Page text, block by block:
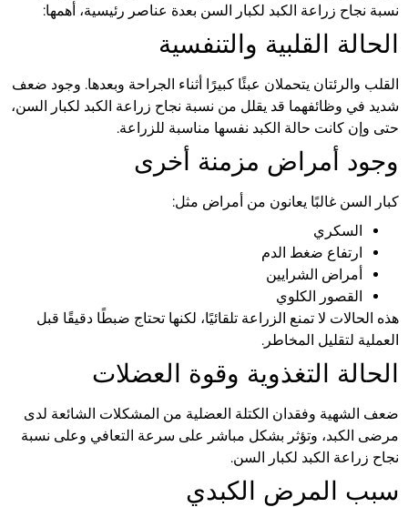
نسبة نجاح زراعة الكبد لكبار السن بعدة عناصر رئيسية، أهمها:
الحالة القلبية والتنفسية
القلب والرئتان يتحملان عبئًا كبيرًا أثناء الجراحة وبعدها. وجود ضعف
شديد في وظائفهما قد يقلل من نسبة نجاح زراعة الكبد لكبار السن،
حتى وإن كانت حالة الكبد نفسها مناسبة للزراعة.
وجود أمراض مزمنة أخرى
كبار السن غالبًا يعانون من أمراض مثل:
السكري
ارتفاع ضغط الدم
أمراض الشرايين
القصور الكلوي
هذه الحالات لا تمنع الزراعة تلقائيًا، لكنها تحتاج ضبطًا دقيقًا قبل
العملية لتقليل المخاطر.
الحالة التغذوية وقوة العضلات
ضعف الشهية وفقدان الكتلة العضلية من المشكلات الشائعة لدى
مرضى الكبد، وتؤثر بشكل مباشر على سرعة التعافي وعلى نسبة
نجاح زراعة الكبد لكبار السن.
سبب المرض الكبدي